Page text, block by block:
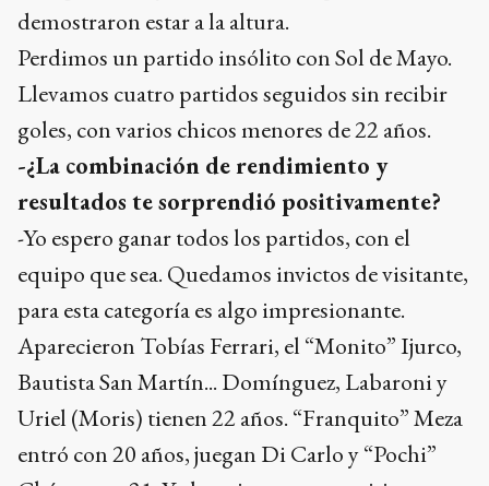
demostraron estar a la altura.
Perdimos un partido insólito con Sol de Mayo.
Llevamos cuatro partidos seguidos sin recibir
goles, con varios chicos menores de 22 años.
-¿La combinación de rendimiento y
resultados te sorprendió positivamente?
-Yo espero ganar todos los partidos, con el
equipo que sea. Quedamos invictos de visitante,
para esta categoría es algo impresionante.
Aparecieron Tobías Ferrari, el “Monito” Ijurco,
Bautista San Martín... Domínguez, Labaroni y
Uriel (Moris) tienen 22 años. “Franquito” Meza
entró con 20 años, juegan Di Carlo y “Pochi”